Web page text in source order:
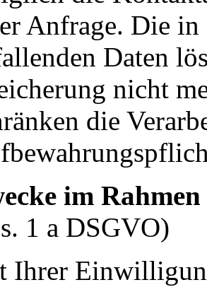
Anfrage. Die in
Daten
nicht
die
im
1 a DSGVO)
Ihrer